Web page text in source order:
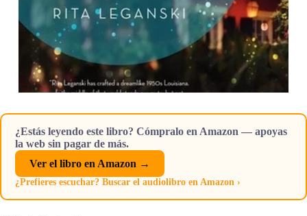
¿Estás leyendo este libro? Cómpralo en Amazon — apoyas
la web sin pagar de más.
Ver el libro en Amazon →
¿Prefieres escuchar? Buscar el audiolibro en Amazon ›